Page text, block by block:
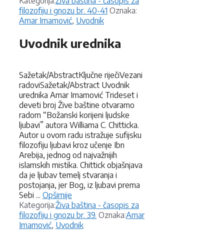
filozofiju i gnozu br. 40-41 Oznaka:
Amar Imamović, Uvodnik
Uvodnik urednika
Sažetak/AbstractKljučne riječiVezani
radoviSažetak/Abstract Uvodnik
urednika Amar Imamović Trideset i
deveti broj Žive baštine otvaramo
radom “Božanski korijeni ljudske
ljubavi” autora Williama C. Chitticka.
Autor u ovom radu istražuje sufijsku
filozofiju ljubavi kroz učenje Ibn
Arebija, jednog od najvažnijih
islamskih mistika. Chittick objašnjava
da je ljubav temelj stvaranja i
postojanja, jer Bog, iz ljubavi prema
Sebi ... Opširnije
Kategorija:Kategorije
Živa baština - časopis za
filozofiju i gnozu br. 39. Oznaka:Oznake
Amar
Imamović, Uvodnik